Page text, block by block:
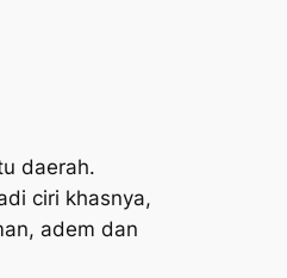
daerah.
ciri khasnya,
adem dan